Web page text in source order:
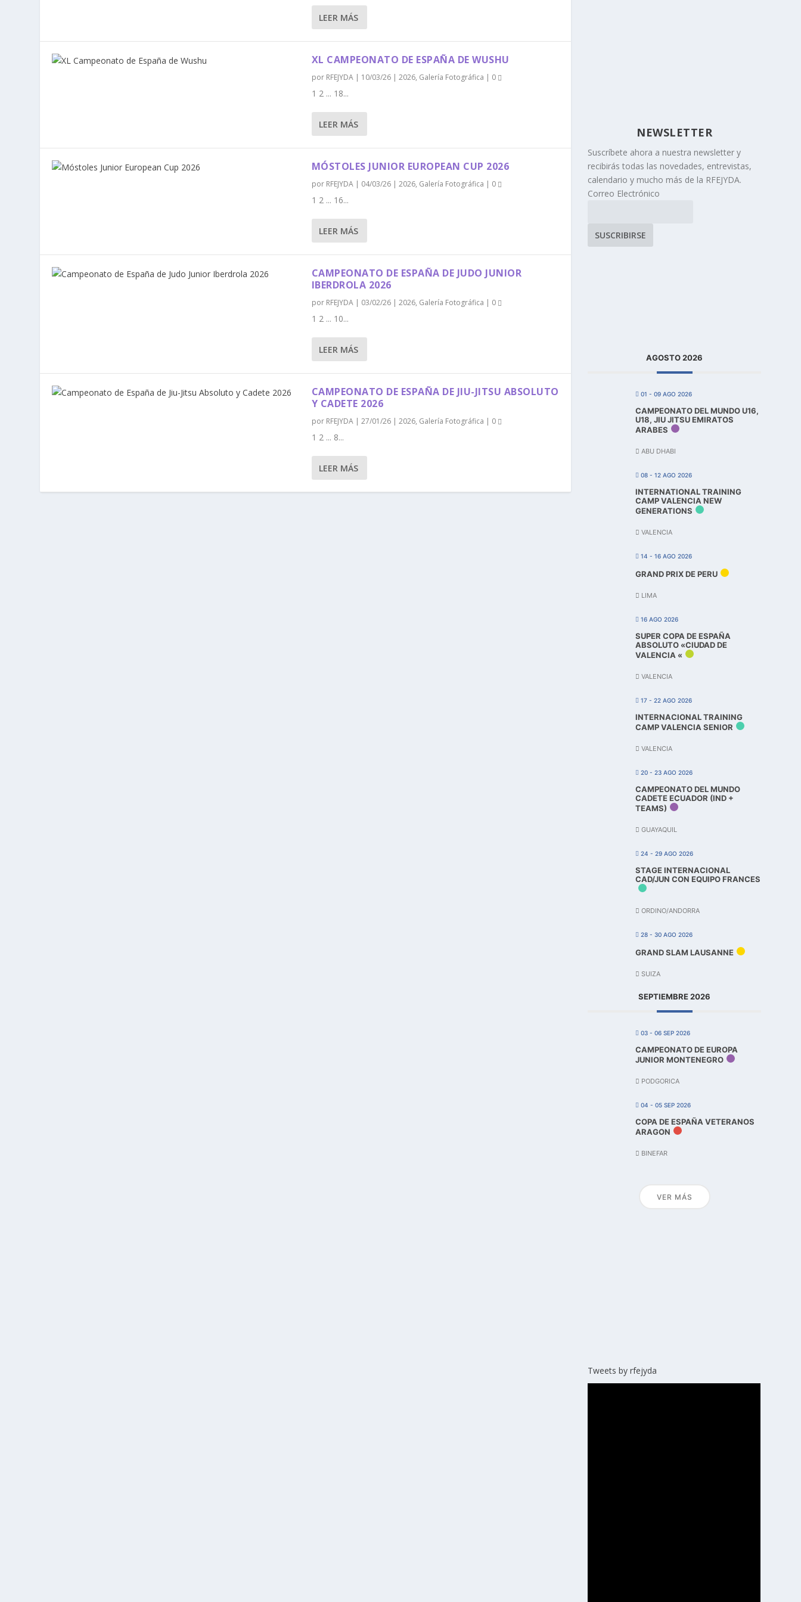
LEER MÁS
XL CAMPEONATO DE ESPAÑA DE WUSHU
por RFEJYDA| 10/03/26| 2026, Galería Fotográfica | 0
1 2 ... 18...
LEER MÁS
MÓSTOLES JUNIOR EUROPEAN CUP 2026
por RFEJYDA| 04/03/26| 2026, Galería Fotográfica | 0
1 2 ... 16...
LEER MÁS
CAMPEONATO DE ESPAÑA DE JUDO JUNIOR
IBERDROLA 2026
por RFEJYDA| 03/02/26| 2026, Galería Fotográfica | 0
1 2 ... 10...
LEER MÁS
CAMPEONATO DE ESPAÑA DE JIU-JITSU ABSOLUTO
Y CADETE 2026
por RFEJYDA| 27/01/26| 2026, Galería Fotográfica | 0
1 2 ... 8...
LEER MÁS
NEWSLETTER
Suscríbete ahora a nuestra newsletter y
recibirás todas las novedades, entrevistas,
calendario y mucho más de la RFEJYDA.
Correo Electrónico
AGOSTO 2026
01 - 09 AGO 2026
CAMPEONATO DEL MUNDO U16,
U18, JIU JITSU EMIRATOS
ARABES
ABU DHABI
08 - 12 AGO 2026
INTERNATIONAL TRAINING
CAMP VALENCIA NEW
GENERATIONS
VALENCIA
14 - 16 AGO 2026
GRAND PRIX DE PERU
LIMA
16 AGO 2026
SUPER COPA DE ESPAÑA
ABSOLUTO «CIUDAD DE
VALENCIA «
VALENCIA
17 - 22 AGO 2026
INTERNACIONAL TRAINING
CAMP VALENCIA SENIOR
VALENCIA
20 - 23 AGO 2026
CAMPEONATO DEL MUNDO
CADETE ECUADOR (IND +
TEAMS)
GUAYAQUIL
24 - 29 AGO 2026
STAGE INTERNACIONAL
CAD/JUN CON EQUIPO FRANCES
ORDINO/ANDORRA
28 - 30 AGO 2026
GRAND SLAM LAUSANNE
SUIZA
SEPTIEMBRE 2026
03 - 06 SEP 2026
CAMPEONATO DE EUROPA
JUNIOR MONTENEGRO
PODGORICA
04 - 05 SEP 2026
COPA DE ESPAÑA VETERANOS
ARAGON
BINEFAR
VER MÁS
Tweets by rfejyda